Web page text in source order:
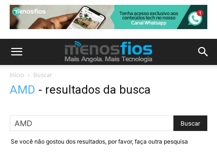
Início Buscar
AMD - resultados da busca
Se você não gostou dos resultados, por favor, faça outra pesquisa